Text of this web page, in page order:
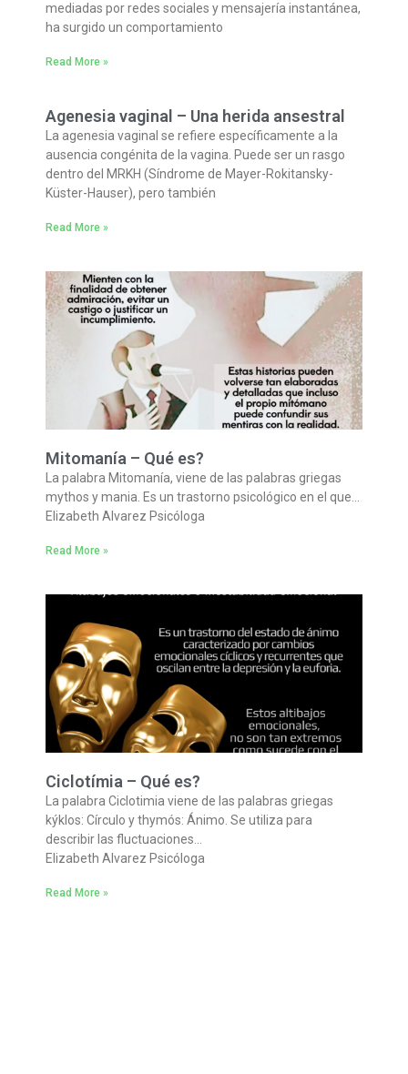
mediadas por redes sociales y mensajería instantánea,
ha surgido un comportamiento
Read More »
Agenesia vaginal – Una herida ansestral
ausencia congénita de la vagina. Puede ser un rasgo
dentro del MRKH (Síndrome de Mayer-Rokitansky-
Küster-Hauser), pero también
Read More »
Mitomanía – Qué es?
mythos y mania. Es un trastorno psicológico en el que…
Elizabeth Alvarez Psicóloga
Read More »
Ciclotímia – Qué es?
kýklos: Círculo y thymós: Ánimo. Se utiliza para
describir las fluctuaciones…
Elizabeth Alvarez Psicóloga
Read More »